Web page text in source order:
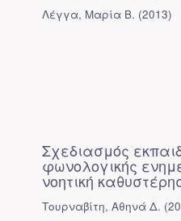
Λέγγα, Μαρία Β. (2013)
Σχεδιασμός
φωνολογικής
νοητική
Τουρναβίτη, Αθηνά Δ. (